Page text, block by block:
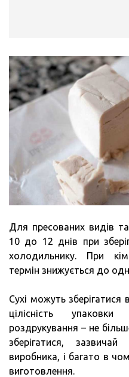
Для пресованих видів
10 до 12 днів при
холодильнику. При
термін знижується до
Сухі можуть
цілісність
роздрукування – не
зберігатися,
виробника, і багато в
виготовлення.